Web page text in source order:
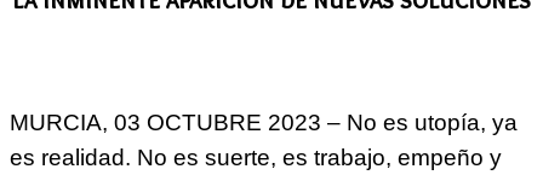
MURCIA, 03 OCTUBRE 2023 – No es utopía, ya
es realidad. No es suerte, es trabajo, empeño y